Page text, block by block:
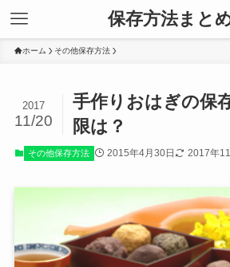
保存方法まと
ホーム その他保存方法
手作りおはぎの保
限は？
2017
11/20
その他保存方法 2015年4月30日 2017年